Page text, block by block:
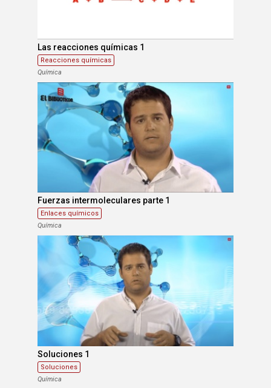
Las reacciones químicas 1
Reacciones químicas
Química
Fuerzas intermoleculares parte 1
Enlaces químicos
Química
Soluciones 1
Soluciones
Química